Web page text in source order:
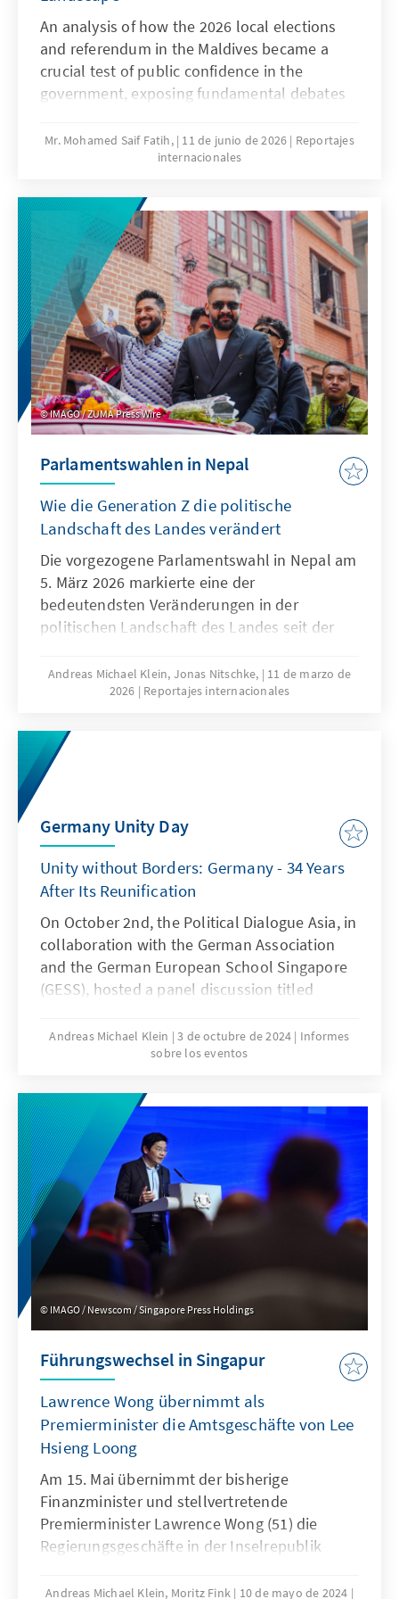
An analysis of how the 2026 local elections
and referendum in the Maldives became a
crucial test of public confidence in the
government, exposing fundamental debates
institutional balance of power.
Mr. Mohamed Saif Fatih, 11 de junio de 2026
Reportajes
internacionales
IMAGO / ZUMA Press Wire
Parlamentswahlen in Nepal
Wie die Generation Z die politische
Landschaft des Landes verändert
Die vorgezogene Parlamentswahl in Nepal am
5. März 2026 markierte eine der
bedeutendsten Veränderungen in der
politischen Landschaft des Landes seit der
Die Wahl folgte auf eine Phase intensiver
politischer Instabilität, die durch die von
September 2025 ausgelöst wurde und
schließlich zum Rücktritt der Regierung des
ehemaligen Premierministers KP Sharma Oli
Andreas Michael Klein, Jonas Nitschke,
11 de marzo de
2026
Reportajes internacionales
Germany Unity Day
Unity without Borders: Germany - 34 Years
After Its Reunification
On October 2nd, the Political Dialogue Asia, in
collaboration with the German Association
and the German European School Singapore
(GESS), hosted a panel discussion titled
After Its Reunification." 🇩🇪✨ This event
celebrated the Day of German Unity and drew
🎉
Andreas Michael Klein 3 de octubre de 2024
Informes
sobre los eventos
IMAGO / Newscom / Singapore Press Holdings
Führungswechsel in Singapur
Lawrence Wong übernimmt als
Premierminister die Amtsgeschäfte von Lee
Hsieng Loong
Am 15. Mai übernimmt der bisherige
Finanzminister und stellvertretende
Premierminister Lawrence Wong (51) die
Regierungsgeschäfte in der Inselrepublik
Regierungschef in der knapp sechzigjährigen
Andreas Michael Klein, Moritz Fink
10 de mayo de 2024